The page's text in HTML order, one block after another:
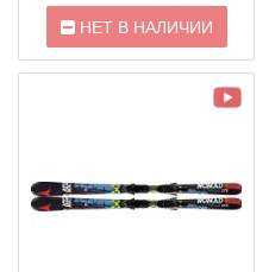
НЕТ В НАЛИЧИИ